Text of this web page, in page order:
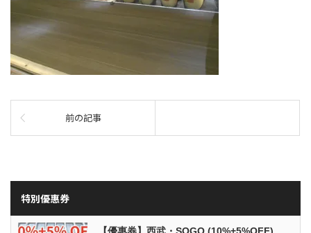
前の記事
特別優惠券